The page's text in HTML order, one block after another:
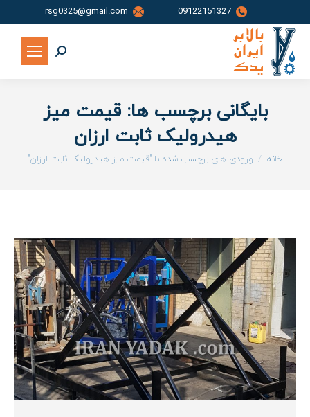
09122151327
rsg0325@gmail.com
جستجو:
بایگانی برچسب ها:قیمت میز
هیدرولیک ثابت ارزان
شما اینجا هستید:
خانه ورودی های برچسب شده با "قیمت میز هیدرولیک ثابت ارزان"